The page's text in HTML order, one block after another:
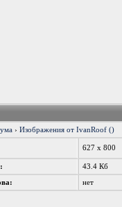
›Изображения от IvanRoof ()
627 x 800
43.4 Кб
нет